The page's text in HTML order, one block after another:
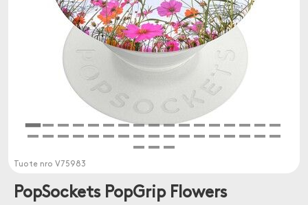
Tuote nro V75983
PopSockets PopGrip Flowers